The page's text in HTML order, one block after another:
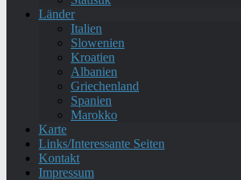
Länder
Italien
Slowenien
Kroatien
Albanien
Griechenland
Spanien
Marokko
Karte
Links/Interessante Seiten
Kontakt
Impressum